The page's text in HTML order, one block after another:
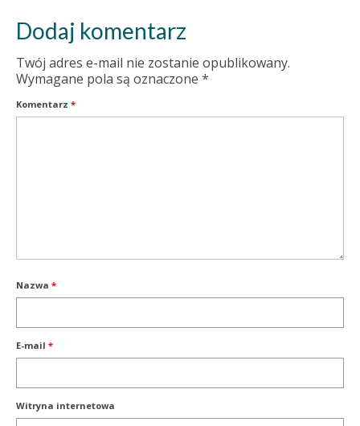
Dodaj komentarz
Twój adres e-mail nie zostanie opublikowany.
Wymagane pola są oznaczone *
Komentarz *
Nazwa *
E-mail *
Witryna internetowa